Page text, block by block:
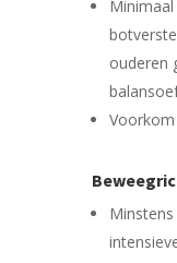
ouderen